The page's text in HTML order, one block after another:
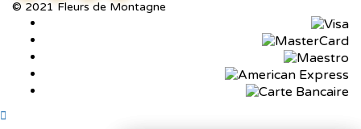
© 2021 Fleurs de Montagne